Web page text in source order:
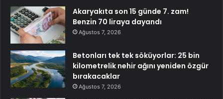
Akaryakıta son 15 günde 7. zam!
Benzin 70 liraya dayandı
Ağustos 7, 2026
Betonları tek tek söküyorlar: 25 bin
kilometrelik nehir ağını yeniden özgür
bırakacaklar
Ağustos 7, 2026